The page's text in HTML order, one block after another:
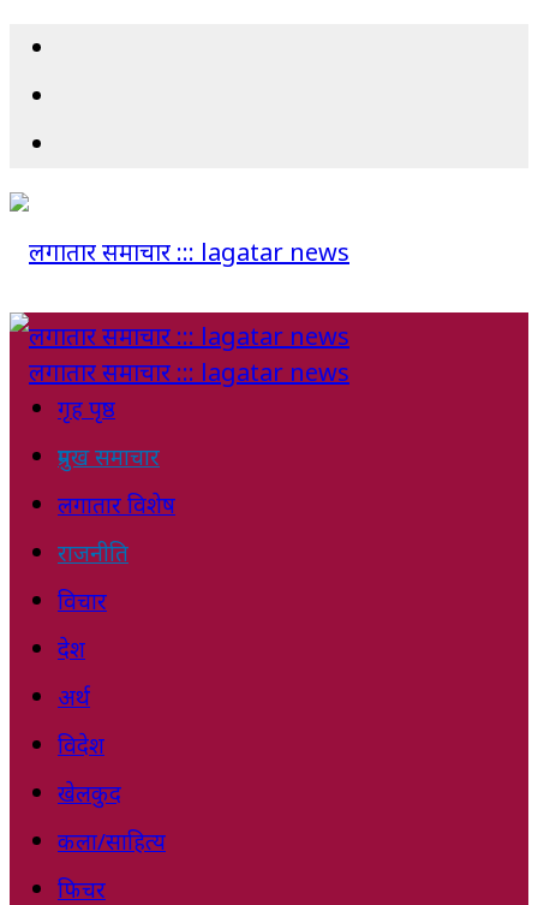
गृह पृष्ठ
प्रमुख समाचार
लगातार विशेष
राजनीति
विचार
देश
अर्थ
विदेश
खेलकुद
कला/साहित्य
फिचर